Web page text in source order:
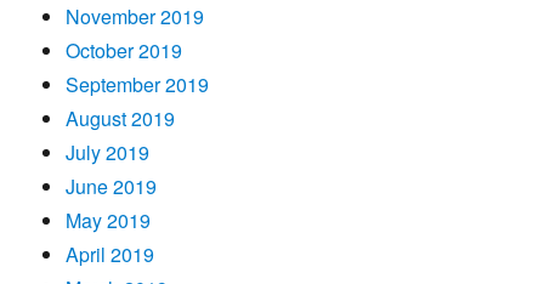
November 2019
October 2019
September 2019
August 2019
July 2019
June 2019
May 2019
April 2019